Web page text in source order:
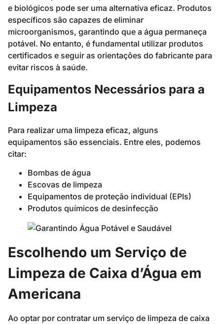
e biológicos pode ser uma alternativa eficaz. Produtos
específicos são capazes de eliminar
microorganismos, garantindo que a água permaneça
potável. No entanto, é fundamental utilizar produtos
certificados e seguir as orientações do fabricante para
evitar riscos à saúde.
Equipamentos Necessários para a
Limpeza
Para realizar uma limpeza eficaz, alguns
equipamentos são essenciais. Entre eles, podemos
citar:
Bombas de água
Escovas de limpeza
Equipamentos de proteção individual (EPIs)
Produtos químicos de desinfecção
Escolhendo um Serviço de
Limpeza de Caixa d’Água em
Americana
Ao optar por contratar um serviço de limpeza de caixa